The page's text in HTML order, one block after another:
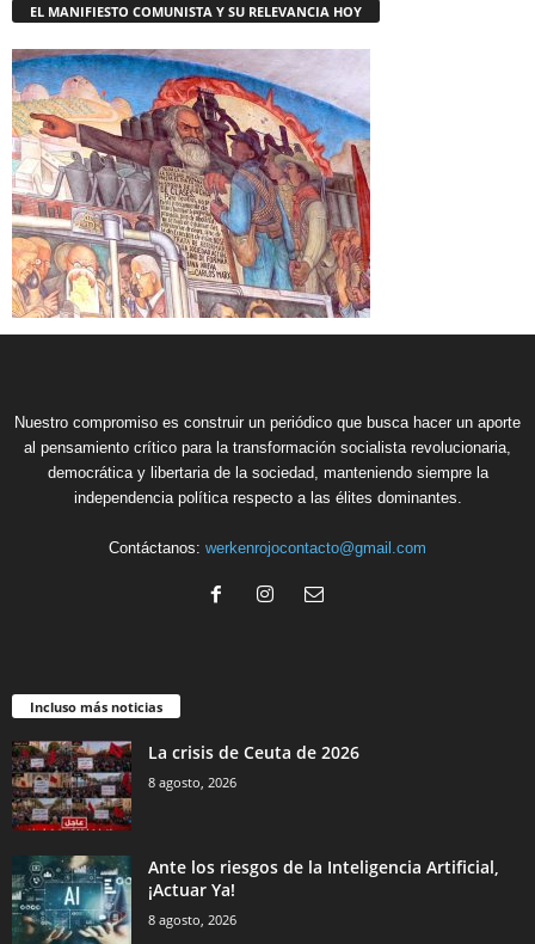
EL MANIFIESTO COMUNISTA Y SU RELEVANCIA HOY
Nuestro compromiso es construir un periódico que busca hacer un aporte
al pensamiento crítico para la transformación socialista revolucionaria,
democrática y libertaria de la sociedad, manteniendo siempre la
independencia política respecto a las élites dominantes.
Contáctanos: werkenrojocontacto@gmail.com
Incluso más noticias
La crisis de Ceuta de 2026
8 agosto, 2026
Ante los riesgos de la Inteligencia Artificial,
¡Actuar Ya!
8 agosto, 2026